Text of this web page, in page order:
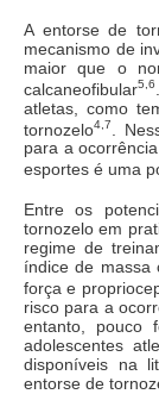
A entorse de
mecanismo de
maior que o
calcaneofibular5,6
atletas, como
tornozelo4,7
.
para a
esportes é uma
Entre os
tornozelo em
regime de
índice de massa
força e
risco para a
entanto, pouco
adolescentes
disponíveis na
entorse de